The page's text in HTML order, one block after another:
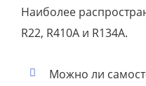
Наиболее
R22, R410A и R134A.
Можно ли